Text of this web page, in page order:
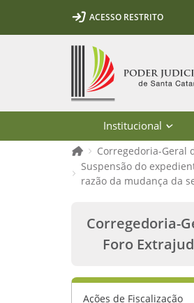
Ir para o conteúdo
Ir para a ferramenta de
Ir para o menu principal
Ir para a pesquisa
Ir para o rodapé
Ir para a página inicialACESSO RESTRITO
Institucional
Página inicial
Corregedoria-Geral
Suspensão do
razão da mudança da
Suspensão doCorregedoria-
Foro
Ações de Fiscalização